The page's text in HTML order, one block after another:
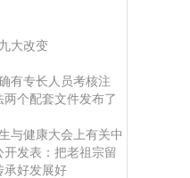
大改变
有专长人员考核注
个配套文件发布了
与健康大会上有关中
发表：把老祖宗留
承好发展好